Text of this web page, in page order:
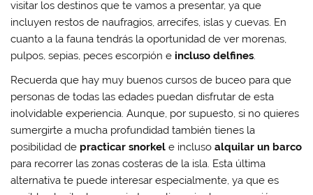
visitar los destinos que te vamos a presentar, ya que
incluyen restos de naufragios, arrecifes, islas y cuevas. En
cuanto a la fauna tendrás la oportunidad de ver morenas,
pulpos, sepias, peces escorpión e incluso delfines.
Recuerda que hay muy buenos cursos de buceo para que
personas de todas las edades puedan disfrutar de esta
inolvidable experiencia. Aunque, por supuesto, si no quieres
sumergirte a mucha profundidad también tienes la
posibilidad de practicar snorkel e incluso alquilar un barco
para recorrer las zonas costeras de la isla. Esta última
alternativa te puede interesar especialmente, ya que es